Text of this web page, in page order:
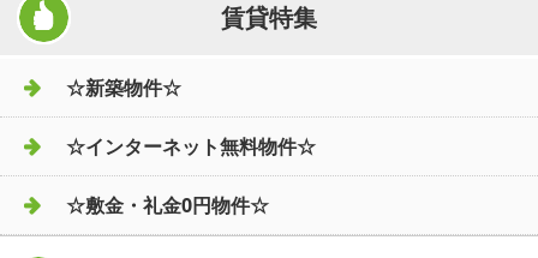
賃貸特集
☆新築物件☆
☆インターネット無料物件☆
☆敷金・礼金0円物件☆